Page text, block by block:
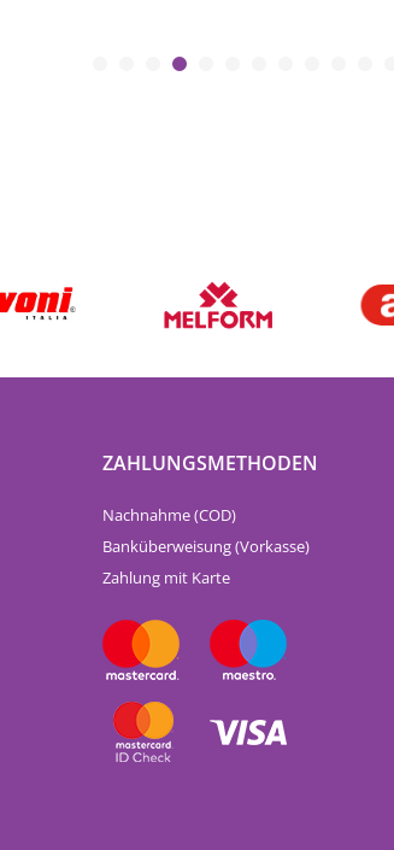
ZAHLUNGSMETHODEN
Nachnahme (COD)
Banküberweisung (Vorkasse)
Zahlung mit Karte